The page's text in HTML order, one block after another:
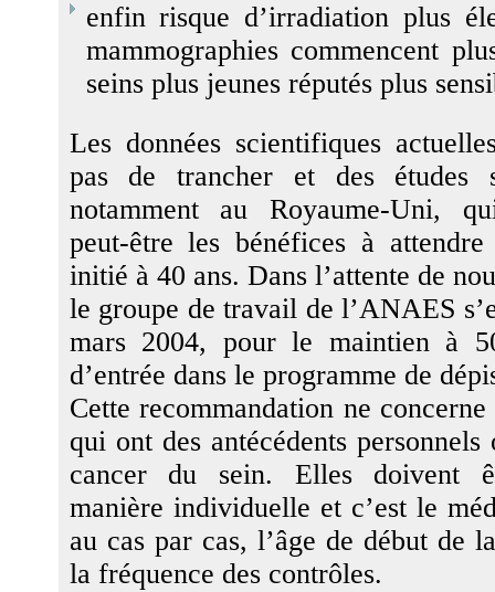
enfin risque d’irradiation plus
mammographies commencent
seins plus jeunes réputés plus
Les données scientifiques
pas de trancher et des études
notamment au Royaume-Uni,
peut-être les bénéfices à attendre
initié à 40 ans. Dans l’attente de
le groupe de travail de l’ANAES
mars 2004, pour le maintien à
d’entrée dans le programme de
Cette recommandation ne
qui ont des antécédents
cancer du sein. Elles doivent
manière individuelle et c’est le
au cas par cas, l’âge de début de
la fréquence des contrôles.